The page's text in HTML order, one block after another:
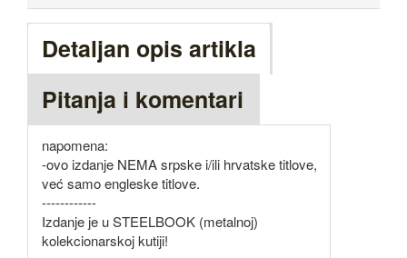
Detaljan opis artikla
Pitanja i komentari
napomena:
-ovo izdanje NEMA srpske i/ili hrvatske titlove,
već samo engleske titlove.
------------
Izdanje je u STEELBOOK (metalnoj)
kolekcionarskoj kutiji!